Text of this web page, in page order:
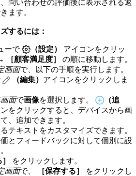
問い合わせの評価後に表示される返
ます。
するには：
ーで （設定） アイコンをクリッ
［顧客満足度］ の順に移動します。
画面で、以下の手順を実行します。
（編集） アイコンをクリックしま
面で画像を選択します。
（追
をクリックすると、デバイスから画
、追加できます。
テキストをカスタマイズできます。
とフィードバックに対して個別に設
をクリックします。
画面で、 ［保存する］
をクリックし